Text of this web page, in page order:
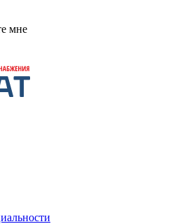
мне